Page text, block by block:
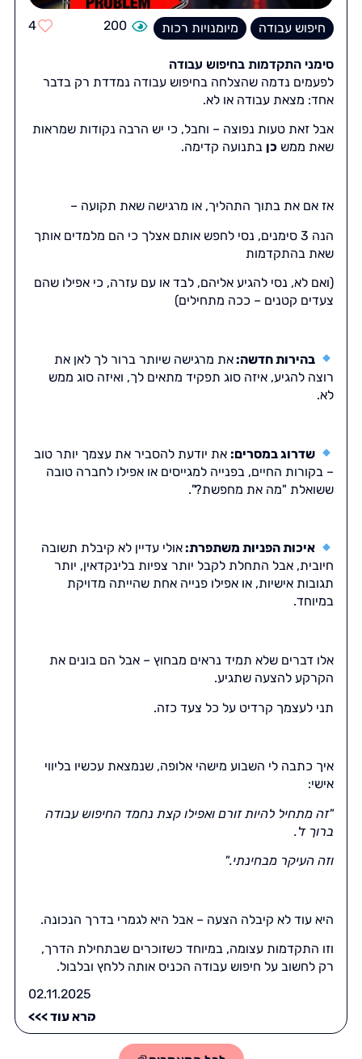
חיפוש עבודה מיומנויות רכות 200
4
סימני התקדמות בחיפוש עבודה
לפעמים נדמה שהצלחה בחיפוש עבודה נמדדת רק בדבר
אחד: מצאת עבודה או לא.
אבל זאת טעות נפוצה – וחבל, כי יש הרבה נקודות שמראות
שאת ממשכן בתנועה קדימה.
אז אם את בתוך התהליך, או מרגישה שאת תקועה –
הנה 3 סימנים, נסי לחפש אותם אצלך כי הם מלמדים אותך
שאת בהתקדמות
(ואם לא, נסי להגיע אליהם, לבד או עם עזרה, כי אפילו שהם
צעדים קטנים – ככה מתחילים)
בהירות חדשה: את מרגישה שיותר ברור לך לאן את
רוצה להגיע, איזה סוג תפקיד מתאים לך, ואיזה סוג ממש
לא.
שדרוג במסרים: את יודעת להסביר את עצמך יותר טוב
– בקורות החיים, בפנייה למגייסים או אפילו לחברה טובה
ששואלת "מה את מחפשת?".
איכות הפניות משתפרת: אולי עדיין לא קיבלת תשובה
חיובית, אבל התחלת לקבל יותר צפיות בלינקדאין, יותר
תגובות אישיות, או אפילו פנייה אחת שהייתה מדויקת
במיוחד.
אלו דברים שלא תמיד נראים מבחוץ – אבל הם בונים את
הקרקע להצעה שתגיע.
תני לעצמך קרדיט על כל צעד כזה.
איך כתבה לי השבוע מישהי אלופה, שנמצאת עכשיו בליווי
אישי:
"זה מתחיל להיות זורם ואפילו קצת נחמד החיפוש עבודה
ברוך ד'.
וזה העיקר מבחינתי."
היא עוד לא קיבלה הצעה – אבל היא לגמרי בדרך הנכונה.
וזו התקדמות עצומה, במיוחד כשזוכרים שבתחילת הדרך,
רק לחשוב על חיפוש עבודה הכניס אותה ללחץ ובלבול.
02.11.2025
קרא עוד >>>